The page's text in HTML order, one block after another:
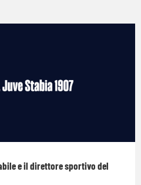
e il direttore sportivo del